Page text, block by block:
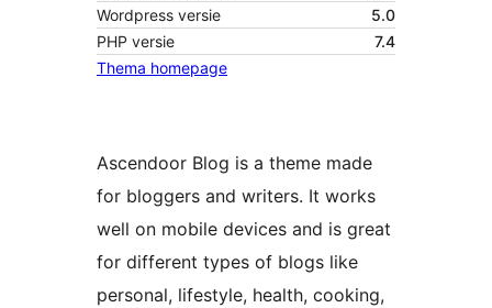
Wordpress versie
5.0
PHP versie
7.4
Thema homepage
Ascendoor Blog is a theme made
for bloggers and writers. It works
well on mobile devices and is great
for different types of blogs like
personal, lifestyle, health, cooking,